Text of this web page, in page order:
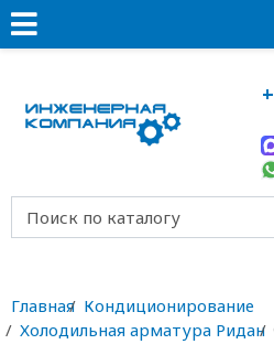
Главная Кондиционирование
Холодильная арматура Ридан